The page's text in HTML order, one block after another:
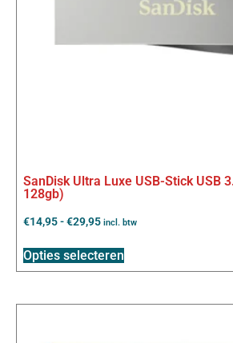
SanDisk Ultra Luxe USB-Stick USB
128gb)
€14,95-€29,95 incl. btw
Opties selecteren